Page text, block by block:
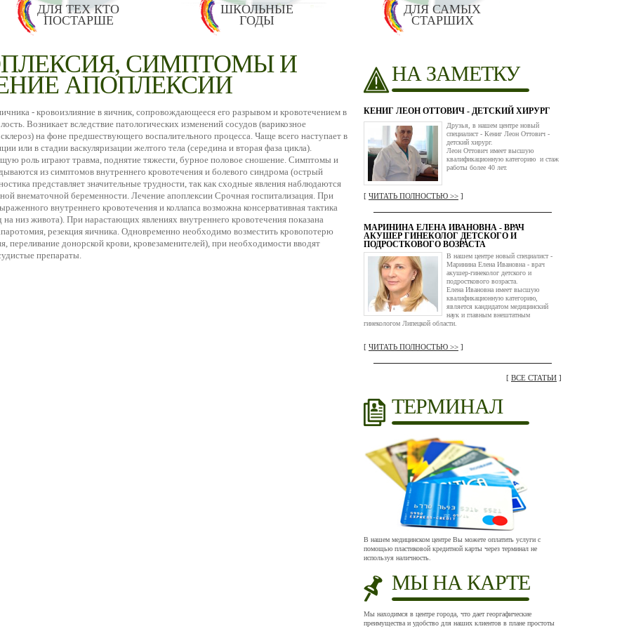
ДЛЯ ТЕХ КТО
ПОСТАРШЕ
ШКОЛЬНЫЕ
ГОДЫ
ДЛЯ САМЫХ
СТАРШИХ
СИМПТОМЫ И
АПОПЛЕКСИИ
- кровоизлияние в яичник, сопровождающееся его разрывом и кровотечением в
Возникает вследствие патологических изменений сосудов (варикозное
на фоне предшествующего воспалительного процесса. Чаще всего наступает в
или в стадии васкуляризации желтого тела (середина и вторая фаза цикла).
роль играют травма, поднятие тяжести, бурное половое сношение. Симптомы и
из симптомов внутреннего кровотечения и болевого синдрома (острый
представляет значительные трудности, так как сходные явления наблюдаются
внематочной беременности. Лечение апоплексии Срочная госпитализация. При
внутреннего кровотечения и коллапса возможна консервативная тактика
на низ живота). При нарастающих явлениях внутреннего кровотечения показана
резекция яичника. Одновременно необходимо возместить кровопотерю
переливание донорской крови, кровезаменителей), при необходимости вводят
препараты.
НА ЗАМЕТКУ
КЕНИГ ЛЕОН ОТТОВИЧ - ДЕТСКИЙ ХИРУРГ
Друзья, в нашем центре новый
специалист - Кениг Леон Оттович -
детский хирург.
Леон Оттович имеет высшую
квалификационную категорию и стаж
работы более 40 лет.
[ ЧИТАТЬ ПОЛНОСТЬЮ >> ]
МАРИНИНА ЕЛЕНА ИВАНОВНА - ВРАЧ
АКУШЕР ГИНЕКОЛОГ ДЕТСКОГО И
ПОДРОСТКОВОГО ВОЗРАСТА
В нашем центре новый специалист -
Маринина Елена Ивановна - врач
акушер-гинеколог детского и
подросткового возраста.
Елена Ивановна имеет высшую
квалификационную категорию,
является кандидатом медицинский
наук и главным внештатным
гинекологом Липецкой области.
[ ЧИТАТЬ ПОЛНОСТЬЮ >> ]
[ ВСЕ СТАТЬИ ]
ТЕРМИНАЛ
В нашем медицинском центре Вы можете оплатить услуги с
помощью пластиковой кредитной карты через терминал не
используя наличность.
МЫ НА КАРТЕ
Мы находимся в центре города, что дает георгафические
преимущества и удобство для наших клиентов в плане простоты